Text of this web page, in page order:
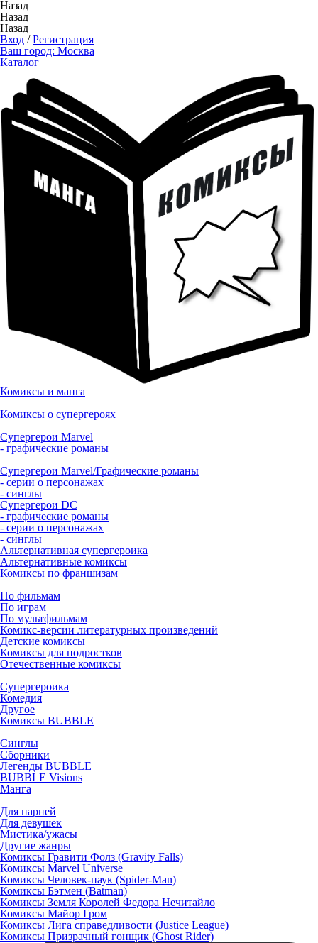
Назад
Назад
Назад
Вход /Регистрация
Ваш город: Москва
Каталог
Комиксы и манга
Комиксы о супергероях
Супергерои Marvel
- графические романы
Супергерои Marvel/Графические романы
- серии о персонажах
- синглы
Супергерои DC
- графические романы
- серии о персонажах
- синглы
Альтернативная супергероика
Альтернативные комиксы
Комиксы по франшизам
По фильмам
По играм
По мультфильмам
Комикс-версии литературных произведений
Детские комиксы
Комиксы для подростков
Отечественные комиксы
Супергероика
Комедия
Другое
Комиксы BUBBLE
Синглы
Сборники
Легенды BUBBLE
BUBBLE Visions
Манга
Для парней
Для девушек
Мистика/ужасы
Другие жанры
Комиксы Гравити Фолз (Gravity Falls)
Комиксы Marvel Universe
Комиксы Человек-паук (Spider-Man)
Комиксы Бэтмен (Batman)
Комиксы Земля Королей Федора Нечитайло
Комиксы Майор Гром
Комиксы Лига справедливости (Justice League)
Комиксы Призрачный гонщик (Ghost Rider)